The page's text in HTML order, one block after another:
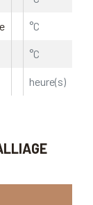
°C
°C
heure(s)